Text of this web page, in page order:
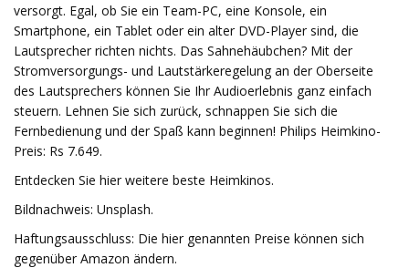
versorgt. Egal, ob Sie ein Team-PC, eine Konsole, ein
Smartphone, ein Tablet oder ein alter DVD-Player sind, die
Lautsprecher richten nichts. Das Sahnehäubchen? Mit der
Stromversorgungs- und Lautstärkeregelung an der Oberseite
des Lautsprechers können Sie Ihr Audioerlebnis ganz einfach
steuern. Lehnen Sie sich zurück, schnappen Sie sich die
Fernbedienung und der Spaß kann beginnen! Philips Heimkino-
Preis: Rs 7.649.
Entdecken Sie hier weitere beste Heimkinos.
Bildnachweis: Unsplash.
Haftungsausschluss: Die hier genannten Preise können sich
gegenüber Amazon ändern.